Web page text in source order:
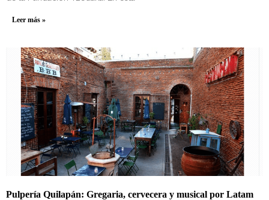
Leer más »
Pulpería Quilapán: Gregaria, cervecera y musical por Latam